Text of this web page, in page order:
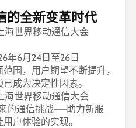
的全新变革时代
海世界移动通信大会
年6月24日至26日
围，用户期望不断提升，
成为决定性因素。
海世界移动通信大会
的通信挑战——助力新服
户体验的实现。